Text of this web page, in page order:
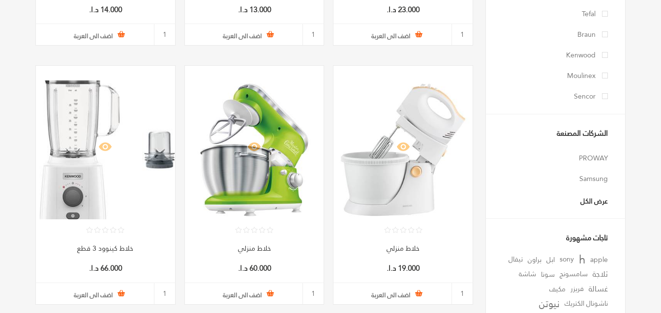
23.000 د.ا.‏
اضف الى العربة
13.000 د.ا.‏
اضف الى العربة
14.000 د.ا.‏
اضف الى العربة
خلاط منزلي
19.000 د.ا.‏
اضف الى العربة
خلاط منزلي
60.000 د.ا.‏
اضف الى العربة
خلاط كينوود 3 قطع
66.000 د.ا.‏
اضف الى العربة
Tefal
Braun
Kenwood
Moulinex
Sencor
الشركات المصنعة
PROWAY
Samsung
عرض الكل
تاجات مشهورة
apple
h
sony ابل براون تيفال
ثلاجة سامسونج سونا شاشة
غسالة فريزر مكيف
ناشونال الكتريك نيوتن